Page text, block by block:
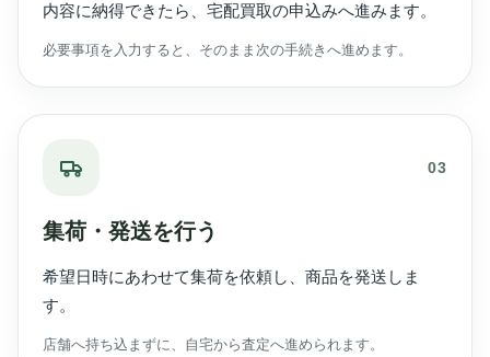
内容に納得できたら、宅配買取の申込みへ進みます。
必要事項を入力すると、そのまま次の手続きへ進めます。
03
集荷・発送を行う
希望日時にあわせて集荷を依頼し、商品を発送しま
す。
店舗へ持ち込まずに、自宅から査定へ進められます。